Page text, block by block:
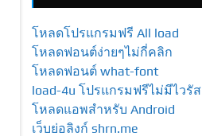
โหลดโปรแกรมฟรี All load
โหลดฟอนต์ง่ายๆไม่กี่คลิก
โหลดฟอนต์ what-font
load-4u โปรแกรมฟรีไม่มีไวรัส
โหลดแอพสำหรับ Android
เว็บย่อลิงก์ shrn.me